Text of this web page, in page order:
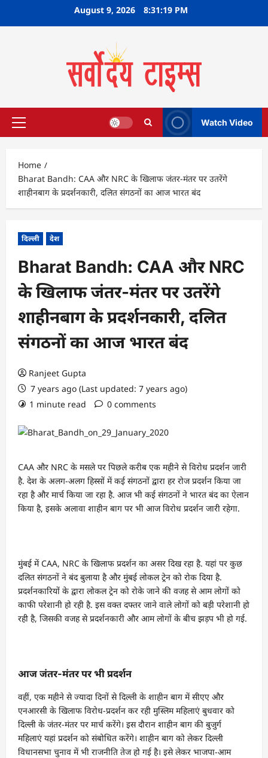
August 9, 2026 8:31:20 PM
Primary
Watch Video
Home
Bharat Bandh: CAA और NRC के खिलाफ जंतर-मंतर पर उतरेंगे
शाहीनबाग के प्रदर्शनकारी, दलित संगठनों का आज भारत बंद
दिल्ली देश
Bharat Bandh: CAA और NRC
के खिलाफ जंतर-मंतर पर उतरेंगे
शाहीनबाग के प्रदर्शनकारी, दलित
संगठनों का आज भारत बंद
Ranjeet Gupta
7 years ago (Last updated: 7 years ago)
1 minute read
0 comments
CAA और NRC के मसले पर पिछले करीब एक महीने से विरोध प्रदर्शन जारी
है. देश के अलग-अलग हिस्सों में कई संगठनों द्वारा हर रोज प्रदर्शन किया जा
रहा है और मार्च किया जा रहा है. आज भी कई संगठनों ने भारत बंद का ऐलान
किया है, इसके अलावा शाहीन बाग पर भी आज विरोध प्रदर्शन जारी रहेगा.
मुंबई में CAA, NRC के खिलाफ प्रदर्शन का असर दिख रहा है. यहां पर कुछ
दलित संगठनों ने बंद बुलाया है और मुंबई लोकल ट्रेन को रोक दिया है.
प्रदर्शनकारियों के द्वारा लोकल ट्रेन को रोके जाने की वजह से आम लोगों को
काफी परेशानी हो रही है. इस वक्त दफ्तर जाने वाले लोगों को बड़ी परेशानी हो
रही है, जिसकी वजह से प्रदर्शनकारी और आम लोगों के बीच झड़प भी हो गई.
आज जंतर-मंतर पर भी प्रदर्शन
वहीं, एक महीने से ज्यादा दिनों से दिल्ली के शाहीन बाग में सीएए और
एनआरसी के खिलाफ विरोध-प्रदर्शन कर रही मुस्लिम महिलाएं बुधवार को
दिल्ली के जंतर-मंतर पर मार्च करेंगे। इस दौरान शाहीन बाग की बुजुर्ग
महिलाएं यहां प्रदर्शन को संबोधित करेंगे। शाहीन बाग को लेकर दिल्ली
विधानसभा चुनाव में भी राजनीति तेज हो गई है। इसे लेकर भाजपा-आम